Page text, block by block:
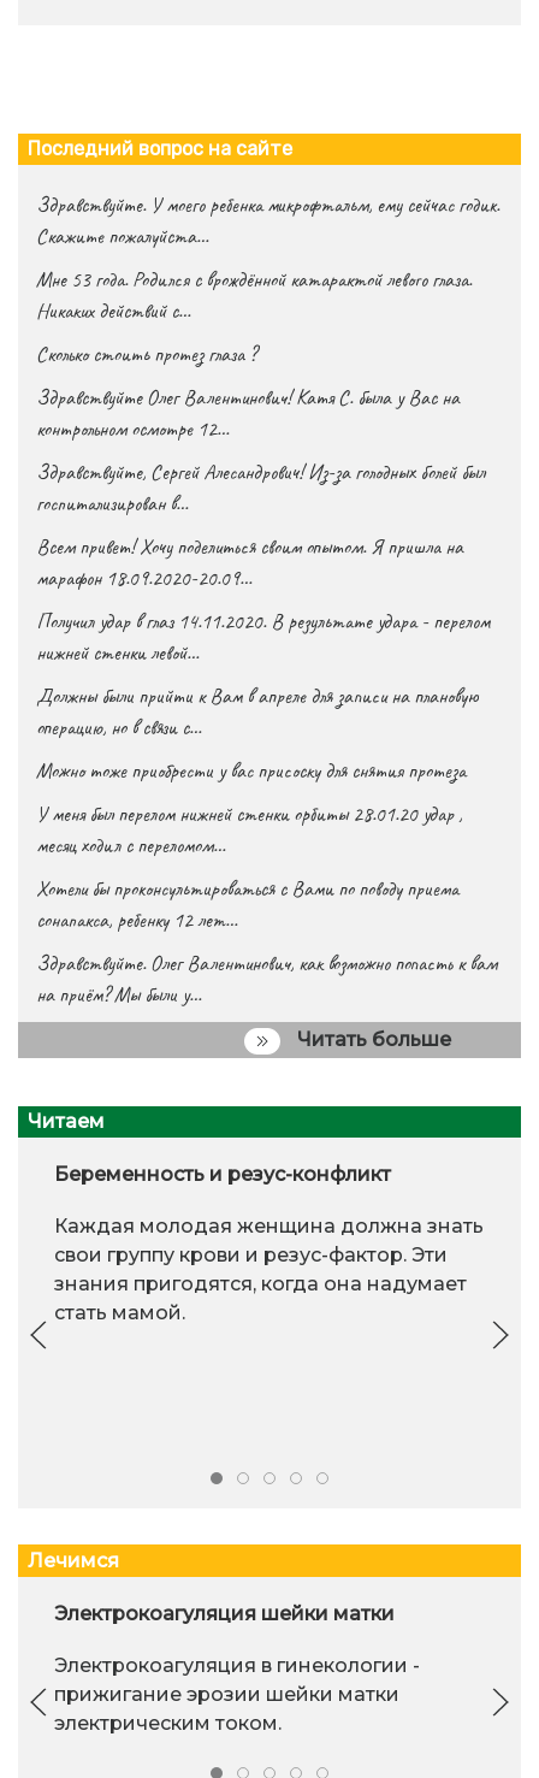
Последний вопрос на сайте
Здравствуйте. У моего ребенка микрофтальм, ему сейчас годик.
Скажите пожалуйста…
Мне 53 года. Родился с врождённой катарактой левого глаза.
Никаких действий с…
Сколько стоить протез глаза ?
Здравствуйте Олег Валентинович! Катя С. была у Вас на
контрольном осмотре 12…
Здравствуйте, Сергей Алесандрович! Из-за голодных болей был
госпитализирован в…
Всем привет! Хочу поделиться своим опытом. Я пришла на
марафон 18.09.2020-20.09…
Получил удар в глаз 14.11.2020. В результате удара - перелом
нижней стенки левой…
Должны были прийти к Вам в апреле для записи на плановую
операцию, но в связи с…
Можно тоже приобрести у вас присоску для снятия протеза
У меня был перелом нижней стенки орбиты 28.01.20 удар ,
месяц ходил с переломом…
Хотели бы проконсультироваться с Вами по поводу приема
сонапакса, ребенку 12 лет…
Здравствуйте. Олег Валентинович, как возможно попасть к вам
на приём? Мы были у…
Читать больше
Читаем
Беременность и резус-конфликт
Каждая молодая женщина должна знать
свои группу крови и резус-фактор. Эти
знания пригодятся, когда она надумает
стать мамой.
Лечимся
Электрокоагуляция шейки матки
Электрокоагуляция в гинекологии -
прижигание эрозии шейки матки
электрическим током.